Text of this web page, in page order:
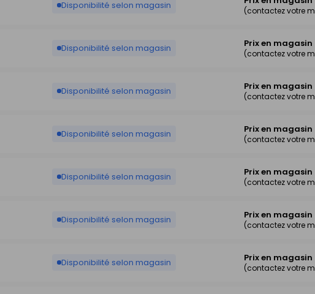
Disponibilité selon magasin (contactez votre
Disponibilité selon magasin Prix en magasin
(contactez votre
Disponibilité selon magasin Prix en magasin
(contactez votre
Disponibilité selon magasin Prix en magasin
(contactez votre
Disponibilité selon magasin Prix en magasin
(contactez votre
Disponibilité selon magasin Prix en magasin
(contactez votre
Disponibilité selon magasin Prix en magasin
(contactez votre